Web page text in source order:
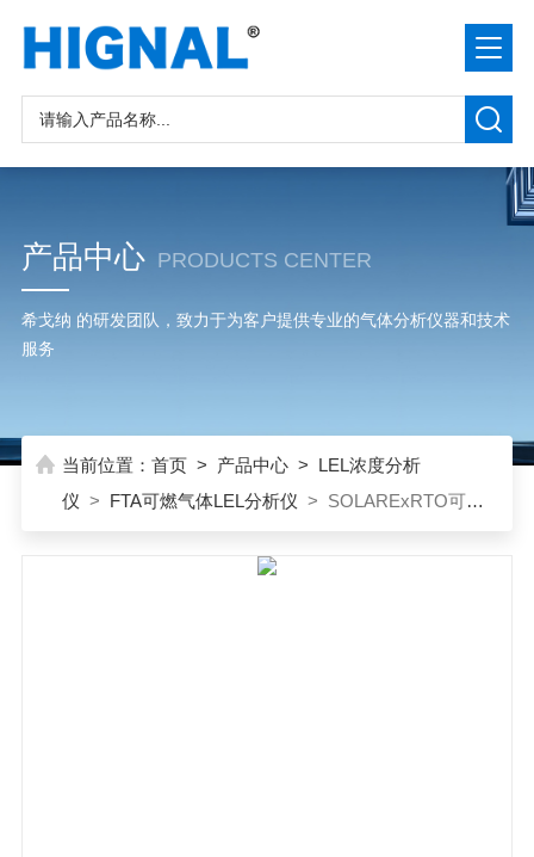
产品中心 PRODUCTS CENTER
希戈纳 的研发团队，致力于为客户提供专业的气体分析仪器和技术
服务
当前位置： 首页> 产品中心> LEL浓度分析
仪 > FTA可燃气体LEL分析仪 > SOLARExRTO可燃